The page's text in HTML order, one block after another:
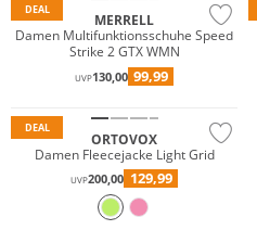
DEAL
MERRELL
Damen Multifunktionsschuhe Speed
Strike 2 GTX WMN
UVP130,00 99,99
DEAL
ORTOVOX
Damen Fleecejacke Light Grid
UVP200,00 129,99